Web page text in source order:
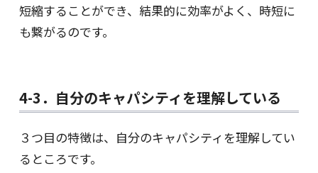
短縮することができ、結果的に効率がよく、時短に
も繋がるのです。
4-3．自分のキャパシティを理解している
３つ目の特徴は、自分のキャパシティを理解してい
るところです。